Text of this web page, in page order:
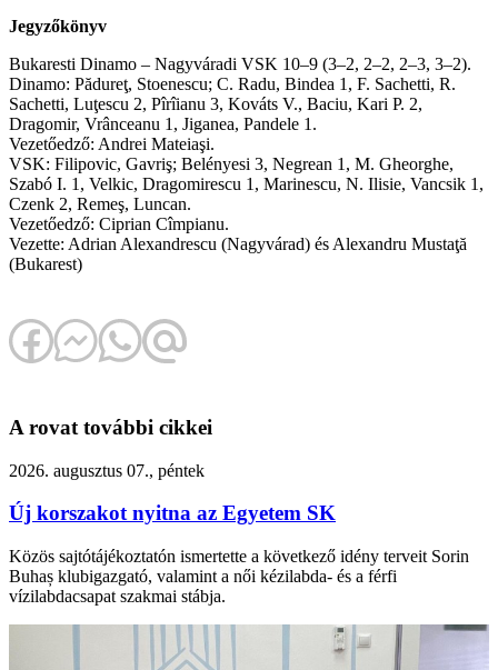
Jegyzőkönyv
Bukaresti Dinamo – Nagyváradi VSK 10–9 (3–2, 2–2, 2–3, 3–2).
Dinamo: Pădureţ, Stoenescu; C. Radu, Bindea 1, F. Sachetti, R.
Sachetti, Luţescu 2, Pîrîianu 3, Kováts V., Baciu, Kari P. 2,
Dragomir, Vrânceanu 1, Jiganea, Pandele 1.
Vezetőedző: Andrei Mateiaşi.
VSK: Filipovic, Gavriş; Belényesi 3, Negrean 1, M. Gheorghe,
Szabó I. 1, Velkic, Dragomirescu 1, Marinescu, N. Ilisie, Vancsik 1,
Czenk 2, Remeş, Luncan.
Vezetőedző: Ciprian Cîmpianu.
Vezette: Adrian Alexandrescu (Nagyvárad) és Alexandru Mustaţă
(Bukarest)
A rovat további cikkei
2026. augusztus 07., péntek
Új korszakot nyitna az Egyetem SK
Közös sajtótájékoztatón ismertette a következő idény terveit Sorin
Buhaș klubigazgató, valamint a női kézilabda- és a férfi
vízilabdacsapat szakmai stábja.